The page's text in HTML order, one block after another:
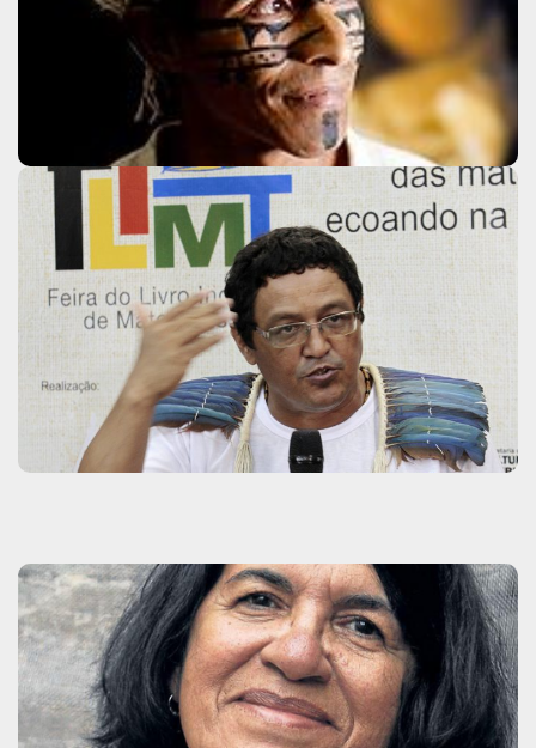
Clique aqui
Ely Macuxi
Clique aqui
Graça Graúna